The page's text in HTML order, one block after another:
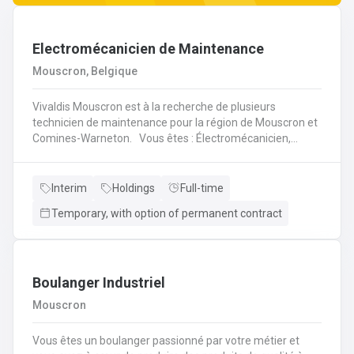
Electromécanicien de Maintenance
Mouscron, Belgique
Vivaldis Mouscron est à la recherche de plusieurs
technicien de maintenance pour la région de Mouscron et
Comines-Warneton. Vous êtes : Électromécanicien,
dynamique et avec un package d'avantages à la clé, nous
des kilomètres, nous vous offrons la possibilité de
profil ci-dessous :
Interim Holdings
Full-time
Temporary, with option of permanent contract
Boulanger Industriel
Mouscron
Vous êtes un boulanger passionné par votre métier et